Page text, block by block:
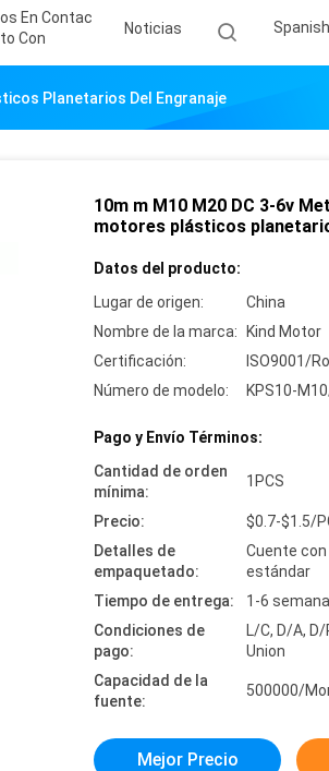
En Contac
To Con
Noticias Spanish
Planetarios Del Engranaje
10m m M10 M20 DC 3-6v
motores plásticos
Datos del producto:
Lugar de origen:
China
Nombre de la marca:
Kind Motor
Certificación:
ISO9001/
Número de modelo:
KPS10-
Pago y Envío Términos:
Cantidad de orden
mínima:
1PCS
Precio:
$0.7-$1.5/
Detalles de
empaquetado:
Cuente
estándar
Tiempo de entrega:
1-6
Condiciones de
pago:
L/C, D/A,
Union
Capacidad de la
fuente:
500000/
Mejor Precio